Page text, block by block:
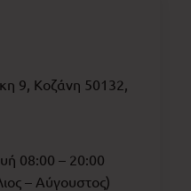
9, Κοζάνη 50132,
08:00 – 20:00
– Αύγουστος)